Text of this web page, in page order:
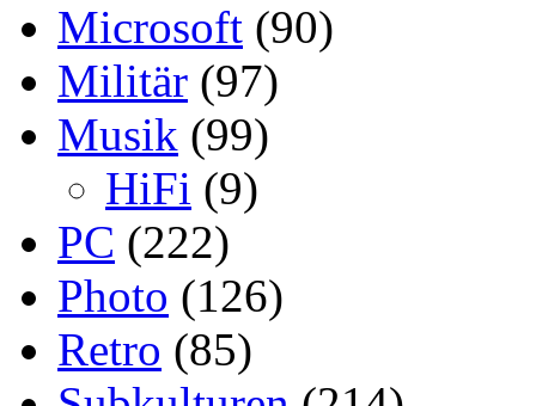
Microsoft (90)
Militär (97)
Musik (99)
HiFi (9)
PC (222)
Photo (126)
Retro (85)